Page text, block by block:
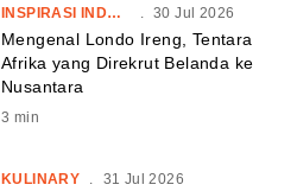
INSPIRASI INDONESIA 30 Jul 2026
Mengenal Londo Ireng, Tentara
Afrika yang Direkrut Belanda ke
Nusantara
3 min
KULINARY . 31 Jul 2026